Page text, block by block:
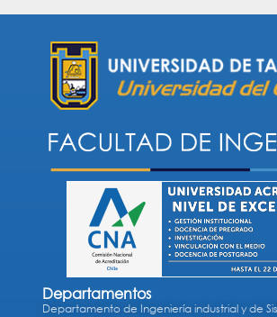
Departamentos
Departamento de Ingeniería industrial y de